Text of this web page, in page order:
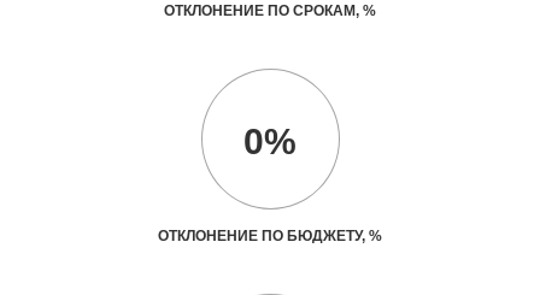
ОТКЛОНЕНИЕ ПО СРОКАМ, %
0%
ОТКЛОНЕНИЕ ПО БЮДЖЕТУ, %